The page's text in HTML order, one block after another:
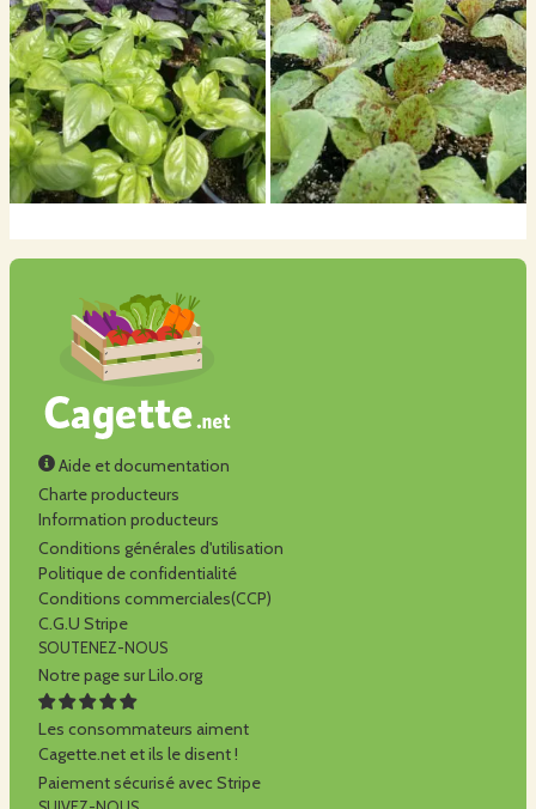
Aide et documentation
Charte producteurs
Information producteurs
Conditions générales d'utilisation
Politique de confidentialité
Conditions commerciales(CCP)
C.G.U Stripe
SOUTENEZ-NOUS
Notre page sur Lilo.org
Les consommateurs aiment
Cagette.net et ils le disent !
Paiement sécurisé avec Stripe